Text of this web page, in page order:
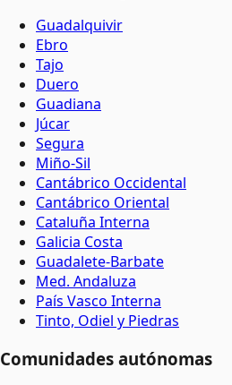
Guadalquivir
Ebro
Tajo
Duero
Guadiana
Júcar
Segura
Miño-Sil
Cantábrico Occidental
Cantábrico Oriental
Cataluña Interna
Galicia Costa
Guadalete-Barbate
Med. Andaluza
País Vasco Interna
Tinto, Odiel y Piedras
Comunidades autónomas